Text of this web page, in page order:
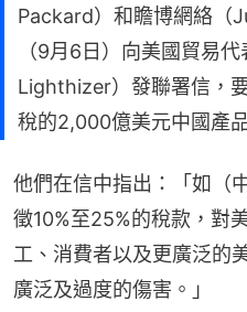
Packard）和瞻博網絡（
（9月6日）向美國貿易
Lighthizer）發聯署信，
稅的2,000億美元中國產
他們在信中指出：「如（
徵10%至25%的稅款，對
工、消費者以及更廣泛的
廣泛及過度的傷害。」